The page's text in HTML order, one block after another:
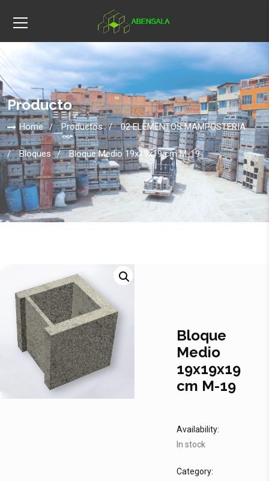
Producto
Home Productos 02 ELEMENTOS MAMPOSTERIA
Bloques Bloque Medio 19x19x19 cm M-19
Bloque
Medio
19x19x19
cm M-19
Availability:
In stock
Category: